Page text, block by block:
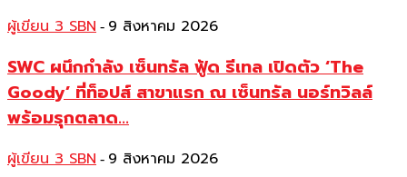
ผู้เขียน 3 SBN - 9 สิงหาคม 2026
SWC ผนึกกำลัง เซ็นทรัล ฟู้ด รีเทล เปิดตัว ‘The
Goody’ ที่ท็อปส์ สาขาแรก ณ เซ็นทรัล นอร์ทวิลล์
พร้อมรุกตลาด...
ผู้เขียน 3 SBN - 9 สิงหาคม 2026